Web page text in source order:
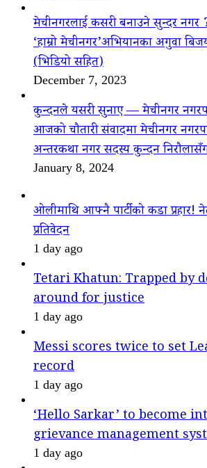
मेचीनगरलाई कसरी बनाउने सुन्दर नगर
‘हाम्रो मेचीनगर’अभियानका अगुवा
(भिडियो सहित)
December 7, 2023
कुन्दनले यसरी सुनाए — मेचीनगर
आजको चौतारी संवादमा मेचीनगर
अन्तरकथा नगर सदस्य कुन्दन
January 8, 2024
ओलीमाथि आफ्नै पार्टीको कडा प्रहार!
प्रतिवेदन
1 day ago
Tetari Khatun: Trapped by
around for justice
1 day ago
Messi scores twice to set
record
1 day ago
‘Hello Sarkar’ to become
grievance management
1 day ago